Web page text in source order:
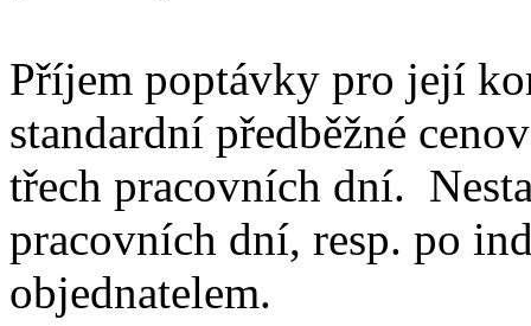
Příjem poptávky pro její
standardní předběžné
třech pracovních dní.
pracovních dní, resp. po
objednatelem.